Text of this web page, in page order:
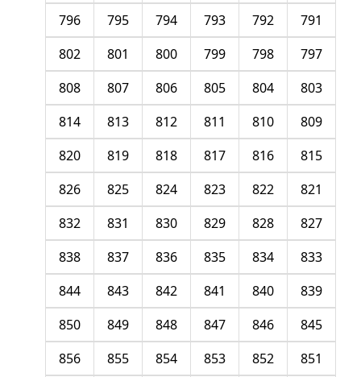
791
792
793
794
795
796
797
798
799
800
801
802
803
804
805
806
807
808
809
810
811
812
813
814
815
816
817
818
819
820
821
822
823
824
825
826
827
828
829
830
831
832
833
834
835
836
837
838
839
840
841
842
843
844
845
846
847
848
849
850
851
852
853
854
855
856